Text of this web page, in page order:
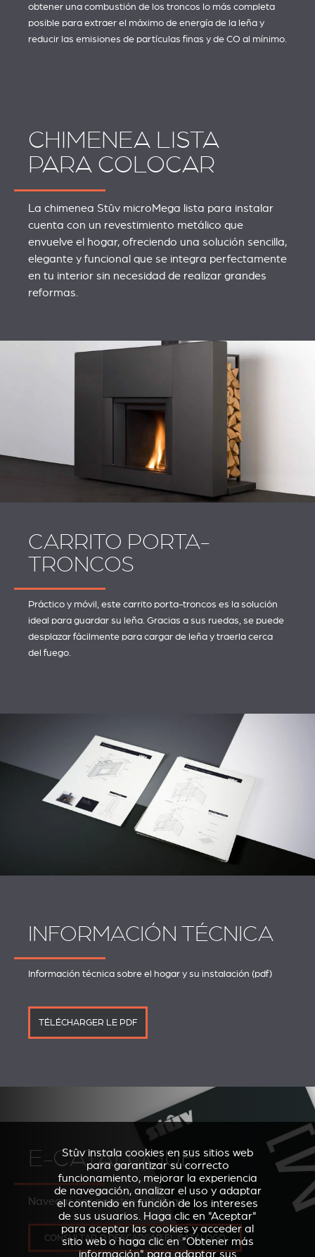
obtener una combustión de los troncos lo más completa
posible para extraer el máximo de energía de la leña y
reducir las emisiones de partículas finas y de CO al mínimo.
CHIMENEA LISTA
PARA COLOCAR
La chimenea Stûv microMega lista para instalar
cuenta con un revestimiento metálico que
envuelve el hogar, ofreciendo una solución sencilla,
elegante y funcional que se integra perfectamente
en tu interior sin necesidad de realizar grandes
reformas.
CARRITO PORTA-
TRONCOS
Práctico y móvil, este carrito porta-troncos es la solución
ideal para guardar su leña. Gracias a sus ruedas, se puede
desplazar fácilmente para cargar de leña y traerla cerca
del fuego.
INFORMACIÓN TÉCNICA
Información técnica sobre el hogar y su instalación (pdf)
TÉLÉCHARGER LE PDF
E-CATALOGUE
Navegar por nuestro catálogo
CONSULTAR O DESCARGAR EL CATÁLOGO
Stûv instala cookies en sus sitios web
para garantizar su correcto
funcionamiento, mejorar la experiencia
de navegación, analizar el uso y adaptar
el contenido en función de los intereses
de sus usuarios. Haga clic en "Aceptar"
para aceptar las cookies y acceder al
sitio web o haga clic en "Obtener más
información" para adaptar sus